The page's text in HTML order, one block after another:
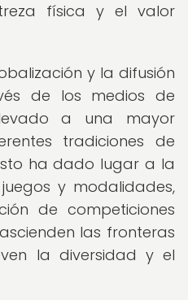
física y el valor
y la difusión
de los medios de
a una mayor
tradiciones de
ha dado lugar a la
y modalidades,
de competiciones
las fronteras
la diversidad y el